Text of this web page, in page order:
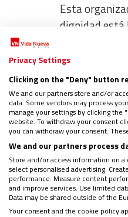
Esta
dignidad está
España. “A
creando
de derechos:
pobreza”.
En este
vivir con
representan
La
Privacy Settings
Clicking on the "Deny" button
We and our partners store and/or
data. Some vendors may process
manage your settings by clicking
website. To withdraw your consent
you can withdraw your consent.
We and our partners process
Store and/or access information on
select personalised advertising.
performance. Measure content
and improve services. Use limited
Data may be shared outside of the
Your consent and the cookie policy